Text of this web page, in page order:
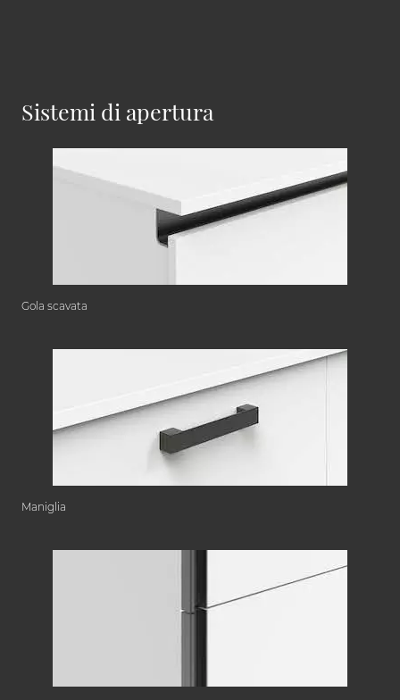
Sistemi di apertura
Gola scavata
Maniglia